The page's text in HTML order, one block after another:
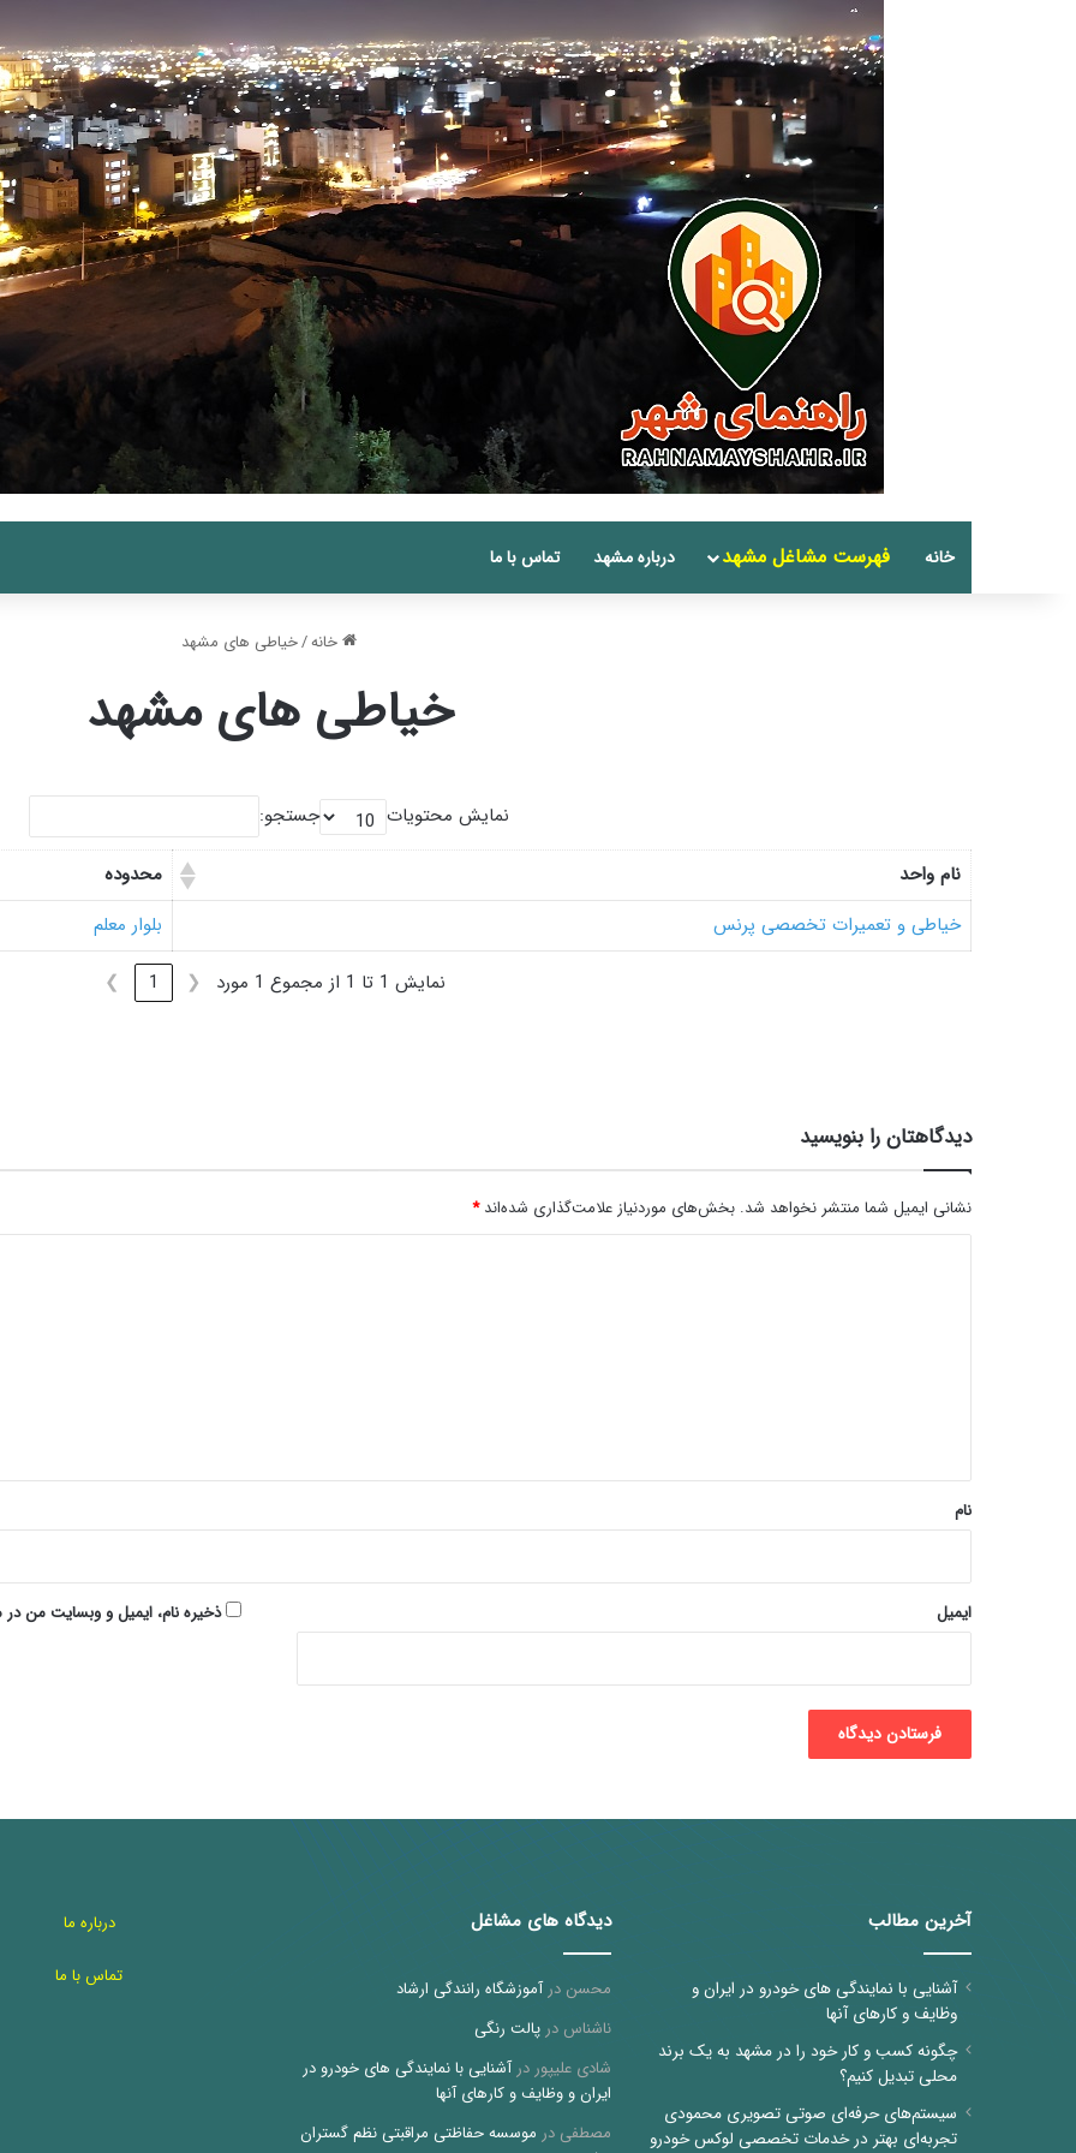
خانه فهرست مشاغل مشهد درباره مشهد تماس با ما
خانه/خیاطی های مشهد
خیاطی های مشهد
نمایش محتویات جستجو:
نام واحد محدوده
خیاطی و تعمیرات تخصصی پرنس
بلوار معلم
نمایش 1 تا 1 از مجموع 1 مورد
❮
1
❯
دیدگاهتان را بنویسید
نشانی ایمیل شما منتشر نخواهد شد. بخش‌های موردنیاز علامت‌گذاری شده‌اند*
نام
ایمیل ذخیره نام، ایمیل و وبسایت من در
آخرین مطالب
آشنایی با نمایندگی های خودرو در ایران و
وظایف و کارهای آنها
چگونه کسب و کار خود را در مشهد به یک برند
محلی تبدیل کنیم؟
سیستم‌های حرفه‌ای صوتی تصویری محمودی
تجربه‌ای بهتر در خدمات تخصصی لوکس خودرو
دیدگاه های مشاغل
محسن درآموزشگاه رانندگی ارشاد
ناشناس در پالت رنگی
شادی علیپور درآشنایی با نمایندگی های خودرو در
ایران و وظایف و کارهای آنها
مصطفی در موسسه حفاظتی مراقبتی نظم گستران
درباره ما
تماس با ما